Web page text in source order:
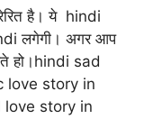
है। ये hindi
लगेगी। अगर आप
हो।hindi sad
love story in
love story in